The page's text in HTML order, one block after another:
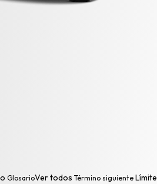
GlosarioVer todos Término siguiente Límite